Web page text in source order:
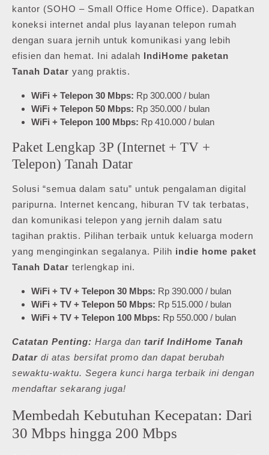
kantor (SOHO – Small Office Home Office). Dapatkan
koneksi internet andal plus layanan telepon rumah
dengan suara jernih untuk komunikasi yang lebih
efisien dan hemat. Ini adalah
IndiHome paketan
Tanah Datar yang praktis.
WiFi + Telepon 30 Mbps: Rp 300.000 / bulan
WiFi + Telepon 50 Mbps: Rp 350.000 / bulan
WiFi + Telepon 100 Mbps: Rp 410.000 / bulan
Paket Lengkap 3P (Internet + TV +
Telepon) Tanah Datar
Solusi “semua dalam satu” untuk pengalaman digital
paripurna. Internet kencang, hiburan TV tak terbatas,
dan komunikasi telepon yang jernih dalam satu
tagihan praktis. Pilihan terbaik untuk keluarga modern
yang menginginkan segalanya. Pilih indie home paket
Tanah Datar terlengkap ini.
WiFi + TV + Telepon 30 Mbps: Rp 390.000 / bulan
WiFi + TV + Telepon 50 Mbps: Rp 515.000 / bulan
WiFi + TV + Telepon 100 Mbps: Rp 550.000 / bulan
Catatan Penting: Harga dan tarif IndiHome Tanah
Datar di atas bersifat promo dan dapat berubah
sewaktu-waktu. Segera kunci harga terbaik ini dengan
mendaftar sekarang juga!
Membedah Kebutuhan Kecepatan: Dari
30 Mbps hingga 200 Mbps